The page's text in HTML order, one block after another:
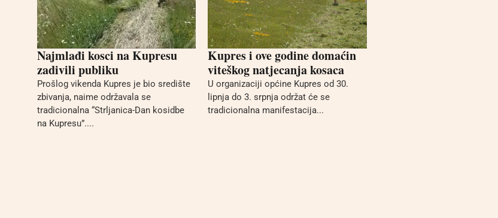
Najmlađi kosci na Kupresu
zadivili publiku
Prošlog vikenda Kupres je bio središte
zbivanja, naime održavala se
tradicionalna “Strljanica-Dan kosidbe
na Kupresu”....
Kupres i ove godine domaćin
viteškog natjecanja kosaca
U organizaciji općine Kupres od 30.
lipnja do 3. srpnja održat će se
tradicionalna manifestacija...